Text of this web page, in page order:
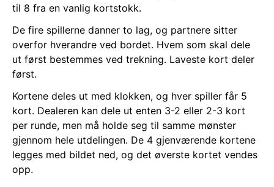
til 8 fra en vanlig kortstokk.
De fire spillerne danner to lag, og partnere sitter
overfor hverandre ved bordet. Hvem som skal dele
ut først bestemmes ved trekning. Laveste kort deler
først.
Kortene deles ut med klokken, og hver spiller får 5
kort. Dealeren kan dele ut enten 3-2 eller 2-3 kort
per runde, men må holde seg til samme mønster
gjennom hele utdelingen. De 4 gjenværende kortene
legges med bildet ned, og det øverste kortet vendes
opp.